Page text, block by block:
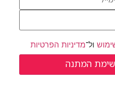
ול־מדיניות הפרטיות